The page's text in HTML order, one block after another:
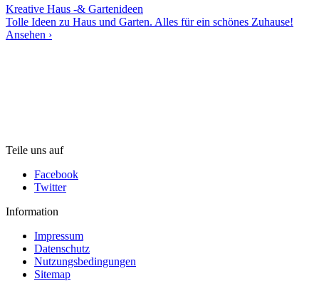
Kreative Haus -& Gartenideen
Tolle Ideen zu Haus und Garten. Alles für ein schönes Zuhause!
Ansehen ›
Teile uns auf
Facebook
Twitter
Information
Impressum
Datenschutz
Nutzungsbedingungen
Sitemap